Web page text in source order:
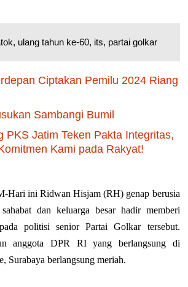
ulang tahun ke-60, its, partai golkar
Ciptakan Pemilu 2024 Riang
Sambangi Bumil
PKS Jatim Teken Pakta Integritas,
Kami pada Rakyat!
Hari ini Ridwan Hisjam (RH) genap berusia
dan keluarga besar hadir memberi
politisi senior Partai Golkar tersebut.
anggota DPR RI yang berlangsung di
Surabaya berlangsung meriah.